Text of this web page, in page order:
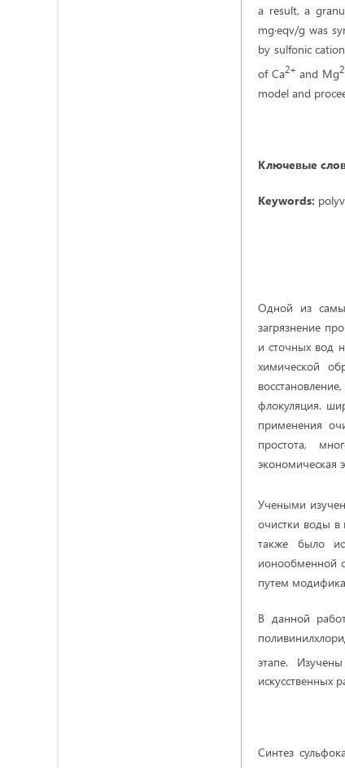
a result, a
mg∙eqv/g was
by sulfonic
of Ca2+ and Mg
model and
Ключевые
Keywords:
Одной из
загрязнение
и сточных вод
химической
флокуляция.
применения
простота,
экономическая
Учеными
очистки воды
также было
ионообменной
путем
В данной
этапе.
искусственных
Синтез